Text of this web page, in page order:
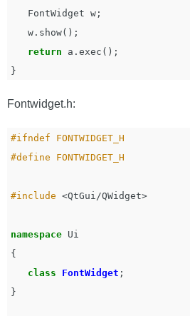
FontWidget w ;
w . show();
return
a . exec ();
}
Fontwidget.h:
#ifndef FONTWIDGET_H
#include <QtGui/QWidget>
namespace Ui
{
class
FontWidget ;
}